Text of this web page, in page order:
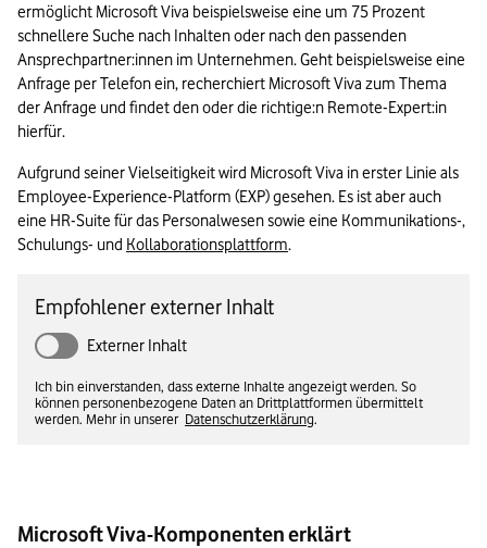
ermöglicht Microsoft Viva beispielsweise eine um 75 Prozent
schnellere Suche nach Inhalten oder nach den passenden
Ansprechpartner:innen im Unternehmen. Geht beispielsweise eine
Anfrage per Telefon ein, recherchiert Microsoft Viva zum Thema
der Anfrage und findet den oder die richtige:n Remote-Expert:in
hierfür.
Aufgrund seiner Vielseitigkeit wird Microsoft Viva in erster Linie als
Employee-Experience-Platform (EXP) gesehen. Es ist aber auch
eine HR-Suite für das Personalwesen sowie eine Kommunikations-,
Schulungs- und Kollaborationsplattform.
Empfohlener externer Inhalt
Externer Inhalt
Ich bin einverstanden, dass externe Inhalte angezeigt werden. So
können personenbezogene Daten an Drittplattformen übermittelt
werden. Mehr in unserer Datenschutzerklärung.
Microsoft Viva-Komponenten erklärt